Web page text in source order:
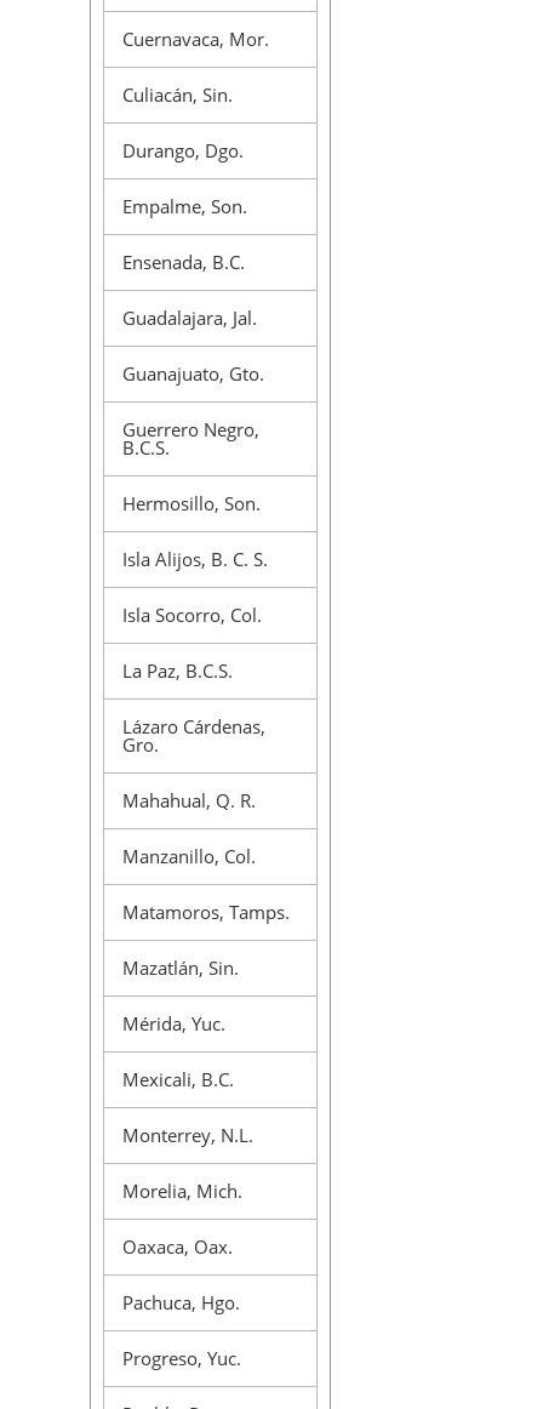
Cuernavaca, Mor.
Culiacán, Sin.
Durango, Dgo.
Empalme, Son.
Ensenada, B.C.
Guadalajara, Jal.
Guanajuato, Gto.
Guerrero Negro,
B.C.S.
Hermosillo, Son.
Isla Alijos, B. C. S.
Isla Socorro, Col.
La Paz, B.C.S.
Lázaro Cárdenas,
Gro.
Mahahual, Q. R.
Manzanillo, Col.
Matamoros, Tamps.
Mazatlán, Sin.
Mérida, Yuc.
Mexicali, B.C.
Monterrey, N.L.
Morelia, Mich.
Oaxaca, Oax.
Pachuca, Hgo.
Progreso, Yuc.